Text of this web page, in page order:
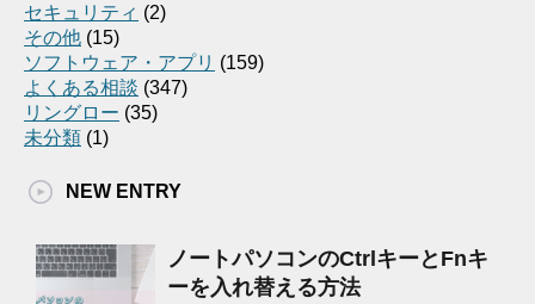
セキュリティ (2)
その他 (15)
ソフトウェア・アプリ (159)
よくある相談 (347)
リングロー (35)
未分類 (1)
NEW ENTRY
ノートパソコンのCtrlキーとFnキ
ーを入れ替える方法